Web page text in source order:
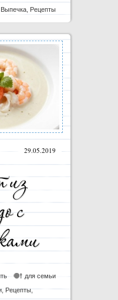
Выпечка, Рецепты
29.05.2019
для семьи
, Рецепты,